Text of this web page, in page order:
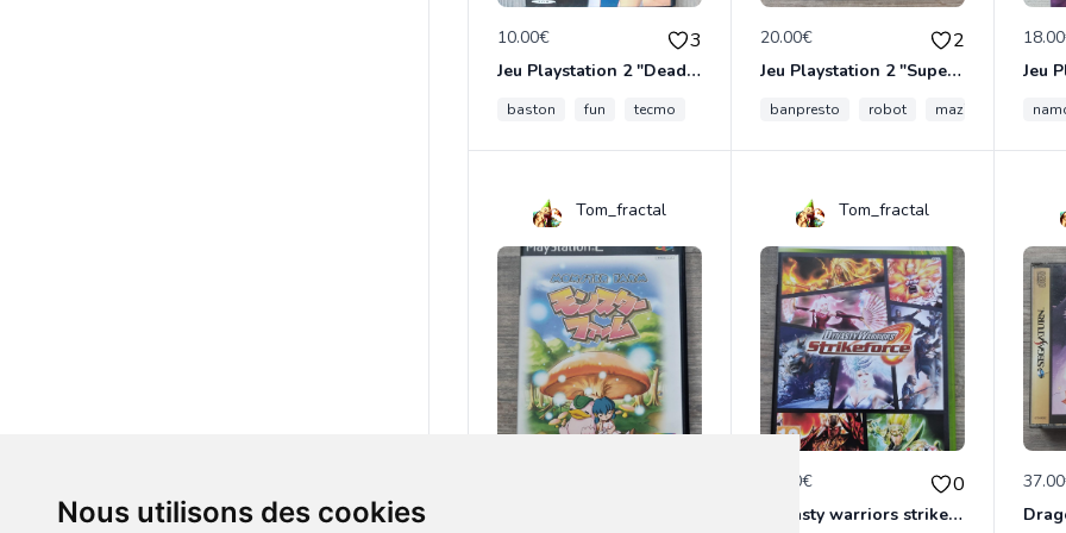
Nous utilisons des cookies
10.00€ 3
Jeu Playstation 2 "Dead or alive 2" version Japonaise
baston fun tecmo
20.00€ 2
Jeu Playstation 2 "Super Robot Taisen Z" version Japonaise
banpresto robot mazingerz
Tom_fractal Tom_fractal
10.00€ 0
Dynasty warriors strikeforce / Xbox 360 / Pal FR